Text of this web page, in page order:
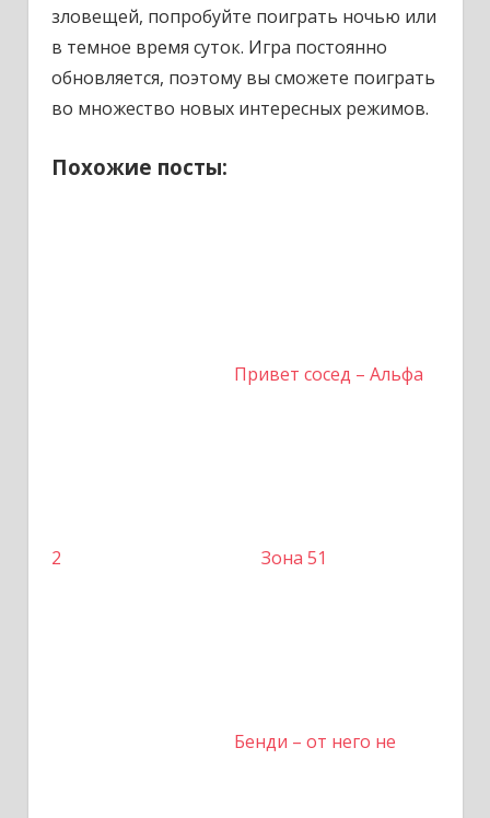
зловещей, попробуйте поиграть ночью или
в темное время суток. Игра постоянно
обновляется, поэтому вы сможете поиграть
во множество новых интересных режимов.
Похожие посты:
Привет сосед – Альфа
2 Зона 51
Бенди – от него не